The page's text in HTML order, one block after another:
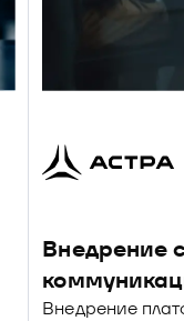
Внедрение
Внедрение